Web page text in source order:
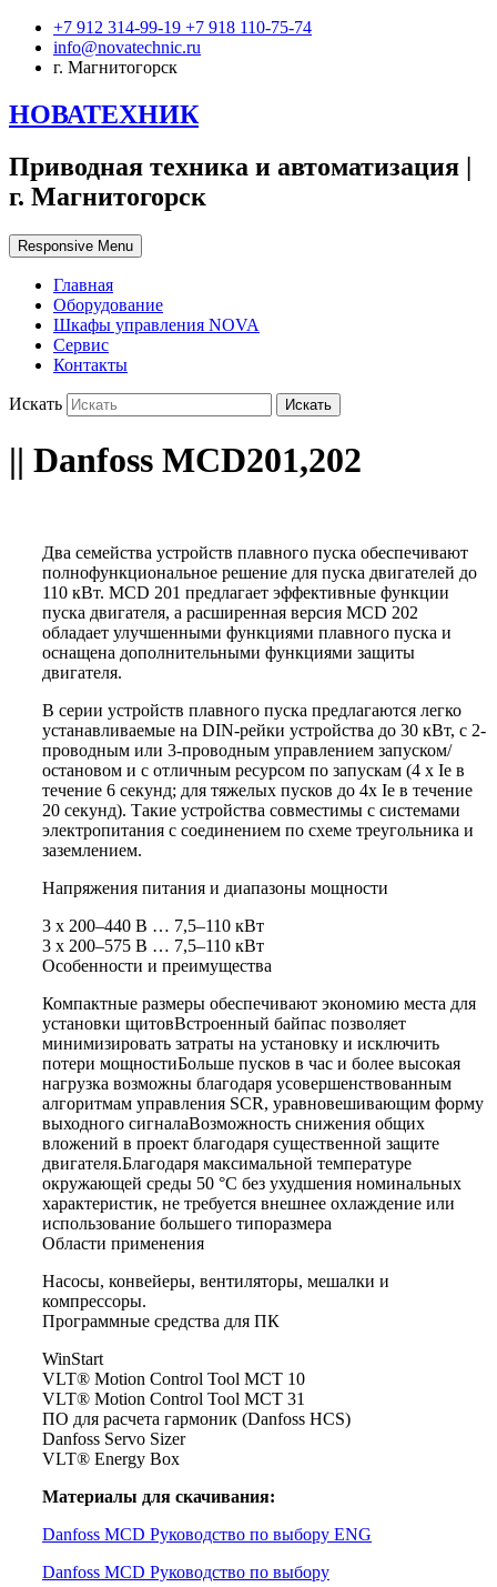
+7 912 314-99-19 +7 918 110-75-74
info@novatechnic.ru
г. Магнитогорск
НОВАТЕХНИК
Приводная техника и автоматизация |
г. Магнитогорск
Responsive Menu
Главная
Оборудование
Шкафы управления NOVA
Сервис
Контакты
Искать
|| Danfoss MCD201,202
Два семейства устройств плавного пуска обеспечивают
полнофункциональное решение для пуска двигателей до
110 кВт. MCD 201 предлагает эффективные функции
пуска двигателя, а расширенная версия MCD 202
обладает улучшенными функциями плавного пуска и
оснащена дополнительными функциями защиты
двигателя.
В серии устройств плавного пуска предлагаются легко
устанавливаемые на DIN-рейки устройства до 30 кВт, с 2-
проводным или 3-проводным управлением запуском/
остановом и с отличным ресурсом по запускам (4 x Ie в
течение 6 секунд; для тяжелых пусков до 4x Ie в течение
20 секунд). Такие устройства совместимы с системами
электропитания с соединением по схеме треугольника и
заземлением.
Напряжения питания и диапазоны мощности
3 x 200–440 В … 7,5–110 кВт
3 x 200–575 В … 7,5–110 кВт
Особенности и преимущества
Компактные размеры обеспечивают экономию места для
установки щитовВстроенный байпас позволяет
минимизировать затраты на установку и исключить
потери мощностиБольше пусков в час и более высокая
нагрузка возможны благодаря усовершенствованным
алгоритмам управления SCR, уравновешивающим форму
выходного сигналаВозможность снижения общих
вложений в проект благодаря существенной защите
двигателя.Благодаря максимальной температуре
окружающей среды 50 °C без ухудшения номинальных
характеристик, не требуется внешнее охлаждение или
использование большего типоразмера
Области применения
Насосы, конвейеры, вентиляторы, мешалки и
компрессоры.
Программные средства для ПК
WinStart
VLT® Motion Control Tool MCT 10
VLT® Motion Control Tool MCT 31
ПО для расчета гармоник (Danfoss HCS)
Danfoss Servo Sizer
VLT® Energy Box
Материалы для скачивания:
Danfoss MCD Руководство по выбору ENG
Danfoss MCD Руководство по выбору